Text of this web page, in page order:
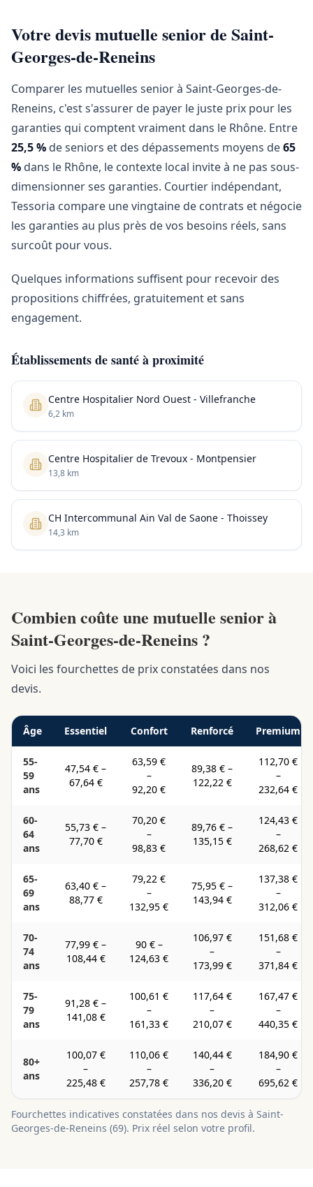
Votre devis mutuelle senior de Saint-
Georges-de-Reneins
Comparer les mutuelles senior à Saint-Georges-de-
Reneins, c'est s'assurer de payer le juste prix pour les
garanties qui comptent vraiment dans le Rhône. Entre
25,5 % de seniors et des dépassements moyens de65
% dans le Rhône, le contexte local invite à ne pas sous-
dimensionner ses garanties. Courtier indépendant,
Tessoria compare une vingtaine de contrats et négocie
les garanties au plus près de vos besoins réels, sans
surcoût pour vous.
Quelques informations suffisent pour recevoir des
propositions chiffrées, gratuitement et sans
engagement.
Établissements de santé à proximité
Centre Hospitalier Nord Ouest - Villefranche
6,2 km
Centre Hospitalier de Trevoux - Montpensier
13,8 km
CH Intercommunal Ain Val de Saone - Thoissey
14,3 km
Combien coûte une mutuelle senior à
Saint-Georges-de-Reneins ?
Voici les fourchettes de prix constatées dans nos
devis.
Âge Essentiel Confort Renforcé Premium
55-
59
ans
47,54 € –
67,64 €
63,59 €
–
92,20 €
89,38 € –
122,22 €
112,70 €
–
232,64 €
60-
64
ans
55,73 € –
77,70 €
70,20 €
–
98,83 €
89,76 € –
135,15 €
124,43 €
–
268,62 €
65-
69
ans
63,40 € –
88,77 €
79,22 €
–
132,95 €
75,95 € –
143,94 €
137,38 €
–
312,06 €
70-
74
ans
77,99 € –
108,44 €
90 €–
124,63 €
106,97 €
–
173,99 €
151,68 €
–
371,84 €
75-
79
ans
91,28 € –
141,08 €
100,61 €
–
161,33 €
117,64 €
–
210,07 €
167,47 €
–
440,35 €
80+
ans
100,07 €
–
225,48 €
110,06 €
–
257,78 €
140,44 €
–
336,20 €
184,90 €
–
695,62 €
Fourchettes indicatives constatées dans nos devis à Saint-
Georges-de-Reneins (69). Prix réel selon votre profil.